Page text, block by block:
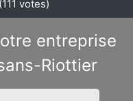
(111 votes)
entreprise
Riottier